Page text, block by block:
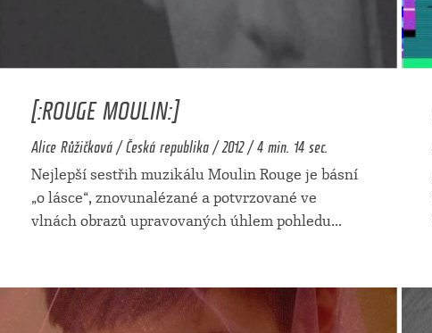
[:ROUGE MOULIN:]
Alice Růžičková / Česká republika / 2012 / 4 min. 14 sec.
Nejlepší sestřih muzikálu Moulin Rouge je básní
„o lásce“, znovunalézané a potvrzované ve
vlnách obrazů upravovaných úhlem pohledu...